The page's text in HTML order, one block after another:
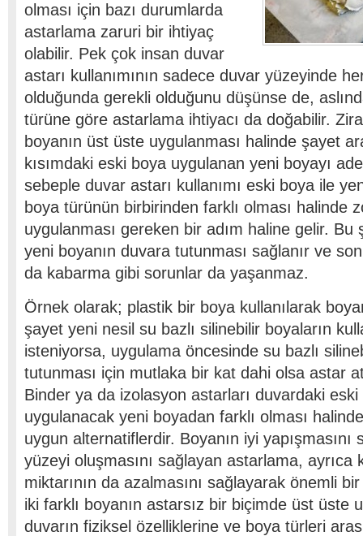
olması için bazı durumlarda
astarlama zaruri bir ihtiyaç
olabilir. Pek çok insan duvar
astarı kullanımının sadece duvar yüzeyinde
olduğunda gerekli olduğunu düşünse de,
türüne göre astarlama ihtiyacı da doğabilir.
boyanın üst üste uygulanması halinde şayet
kısımdaki eski boya uygulanan yeni boyayı
sebeple duvar astarı kullanımı eski boya ile
boya türünün birbirinden farklı olması halinde
uygulanması gereken bir adım haline gelir. Bu
yeni boyanın duvara tutunması sağlanır ve
da kabarma gibi sorunlar da yaşanmaz.
Örnek olarak; plastik bir boya kullanılarak
şayet yeni nesil su bazlı silinebilir boyaların
isteniyorsa, uygulama öncesinde su bazlı
tutunması için mutlaka bir kat dahi olsa astar
Binder ya da izolasyon astarları duvardaki eski
uygulanacak yeni boyadan farklı olması
uygun alternatiflerdir. Boyanın iyi
yüzeyi oluşmasını sağlayan astarlama, ayrıca
miktarının da azalmasını sağlayarak önemli
iki farklı boyanın astarsız bir biçimde üst üste
duvarın fiziksel özelliklerine ve boya türleri